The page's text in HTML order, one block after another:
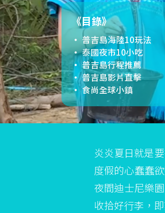
《目錄》
普吉島海陸10玩法
泰國夜市10小吃
普吉島行程推薦
普吉島影片直擊
食尚全球小鎮
炎炎夏日就是
度假的心蠢蠢
夜間迪士尼樂
收拾好行李，